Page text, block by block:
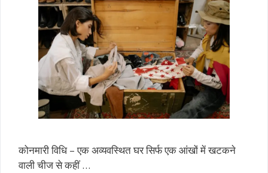
कोनमारी विधि – एक अव्यवस्थित घर सिर्फ एक आंखों में खटकने
वाली चीज से कहीं …